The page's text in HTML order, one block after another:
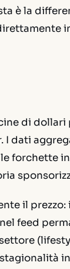
è la
di
dati
forchette
il
feed